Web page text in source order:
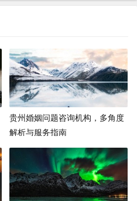
贵州婚姻问题咨询机构，多角度
解析与服务指南